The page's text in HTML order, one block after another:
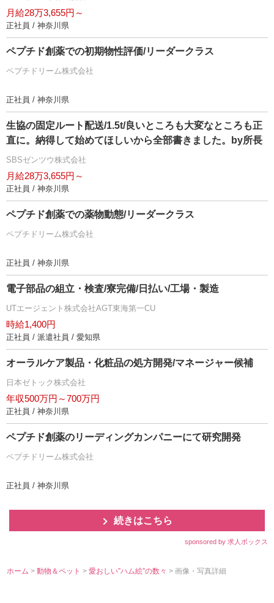
月給28万3,655円～
正社員 / 神奈川県
ペプチド創薬での初期物性評価/リーダークラス
ペプチドリーム株式会社
正社員 / 神奈川県
生協の固定ルート配送/1.5t/良いところも大変なところも正
直に。納得して始めてほしいから全部書きました。by所長
SBSゼンツウ株式会社
月給28万3,655円～
正社員 / 神奈川県
ペプチド創薬での薬物動態/リーダークラス
ペプチドリーム株式会社
正社員 / 神奈川県
電子部品の組立・検査/寮完備/日払い/工場・製造
UTエージェント株式会社AGT東海第一CU
時給1,400円
正社員 / 派遣社員 / 愛知県
オーラルケア製品・化粧品の処方開発/マネージャー候補
日本ゼトック株式会社
年収500万円～700万円
正社員 / 神奈川県
ペプチド創薬のリーディングカンパニーにて研究開発
ペプチドリーム株式会社
正社員 / 神奈川県
続きはこちら
sponsored by 求人ボックス
ホーム >動物＆ペット>愛おしい”ハム絵”の数々> 画像・写真詳細